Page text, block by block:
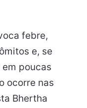
febre,
e, se
poucas
ocorre nas
Bhertha